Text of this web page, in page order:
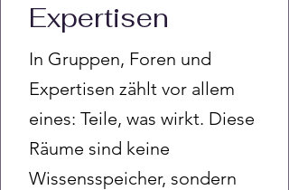
Expertisen
In Gruppen, Foren und
Expertisen zählt vor allem
eines: Teile, was wirkt. Diese
Räume sind keine
Wissensspeicher, sondern